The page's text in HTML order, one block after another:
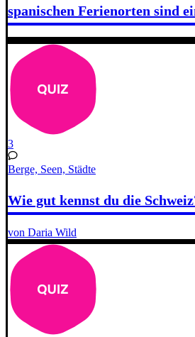
spanischen Ferienorten sind
3
Berge, Seen, Städte
Wie gut kennst du die
von Daria Wild